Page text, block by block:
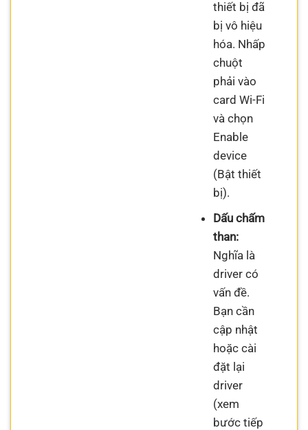
thiết bị đã
bị vô hiệu
hóa. Nhấp
chuột
phải vào
card Wi-Fi
và chọn
Enable
device
(Bật thiết
bị).
Dấu chấm
than:
Nghĩa là
driver có
vấn đề.
Bạn cần
cập nhật
hoặc cài
đặt lại
driver
(xem
bước tiếp